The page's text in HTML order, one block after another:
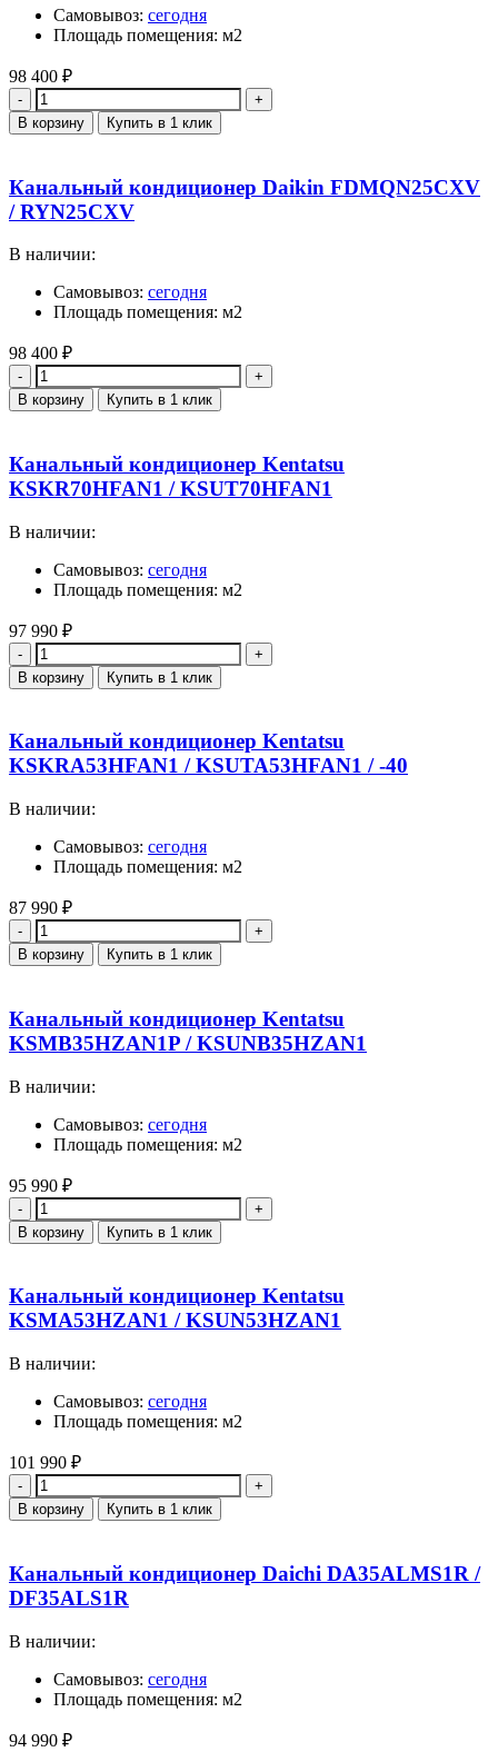
Самовывоз: сегодня
Площадь помещения: м2
98 400 ₽
Количество
В корзину Купить в 1 клик
Канальный кондиционер Daikin FDMQN25CXV
/ RYN25CXV
В наличии:
Самовывоз: сегодня
Площадь помещения: м2
98 400 ₽
Количество
В корзину Купить в 1 клик
Канальный кондиционер Kentatsu
KSKR70HFAN1 / KSUT70HFAN1
В наличии:
Самовывоз: сегодня
Площадь помещения: м2
97 990 ₽
Количество
В корзину Купить в 1 клик
Канальный кондиционер Kentatsu
KSKRA53HFAN1 / KSUTA53HFAN1 / -40
В наличии:
Самовывоз: сегодня
Площадь помещения: м2
87 990 ₽
Количество
В корзину Купить в 1 клик
Канальный кондиционер Kentatsu
KSMB35HZAN1P / KSUNB35HZAN1
В наличии:
Самовывоз: сегодня
Площадь помещения: м2
95 990 ₽
Количество
В корзину Купить в 1 клик
Канальный кондиционер Kentatsu
KSMA53HZAN1 / KSUN53HZAN1
В наличии:
Самовывоз: сегодня
Площадь помещения: м2
101 990 ₽
Количество
В корзину Купить в 1 клик
Канальный кондиционер Daichi DA35ALMS1R /
DF35ALS1R
В наличии:
Самовывоз: сегодня
Площадь помещения: м2
94 990 ₽